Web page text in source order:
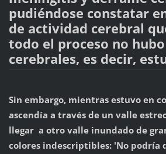
pudiéndose constatar
de actividad cerebral
todo el proceso no
cerebrales, es decir,
Sin embargo, mientras estuvo en
ascendía a través de un valle
llegar a otro valle inundado de
colores indescriptibles: 'No podría